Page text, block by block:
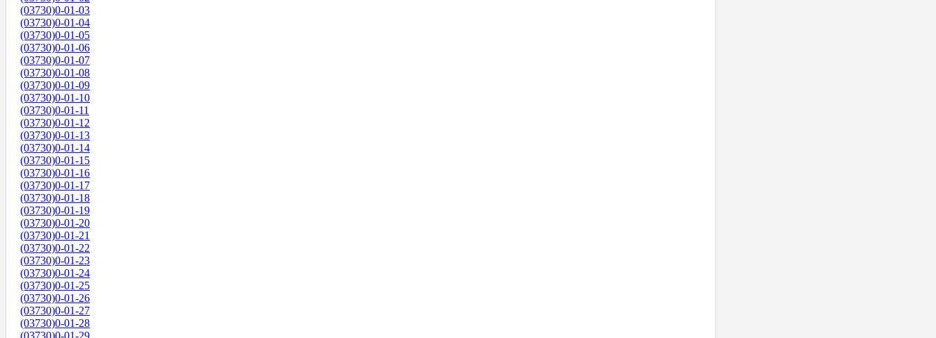
(03730)0-01-03
(03730)0-01-04
(03730)0-01-05
(03730)0-01-06
(03730)0-01-07
(03730)0-01-08
(03730)0-01-09
(03730)0-01-10
(03730)0-01-11
(03730)0-01-12
(03730)0-01-13
(03730)0-01-14
(03730)0-01-15
(03730)0-01-16
(03730)0-01-17
(03730)0-01-18
(03730)0-01-19
(03730)0-01-20
(03730)0-01-21
(03730)0-01-22
(03730)0-01-23
(03730)0-01-24
(03730)0-01-25
(03730)0-01-26
(03730)0-01-27
(03730)0-01-28
(03730)0-01-29